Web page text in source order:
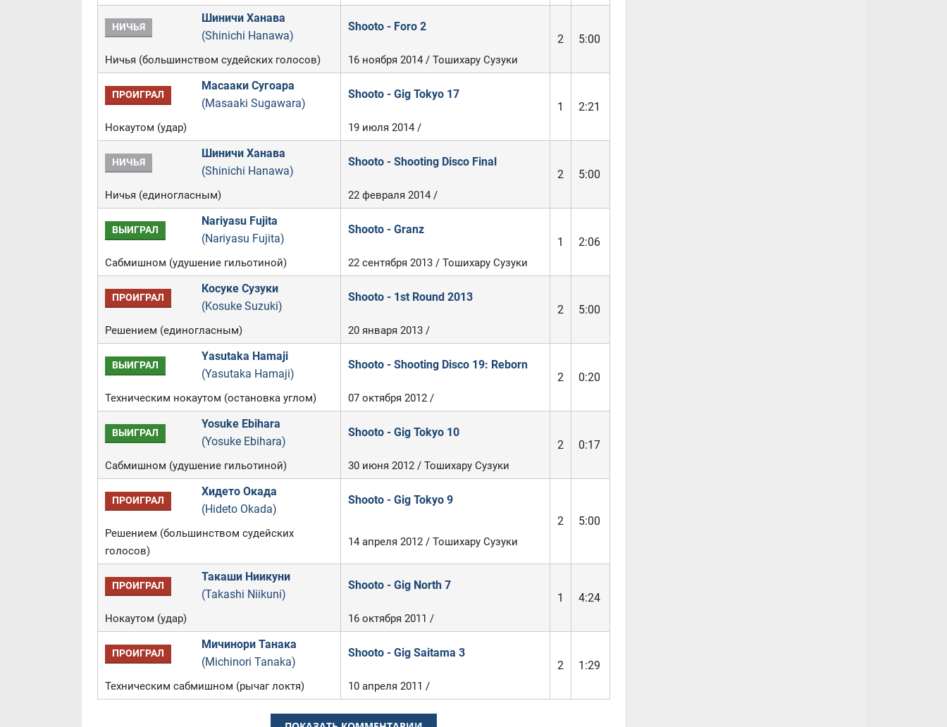
НИЧЬЯ
Шиничи Ханава
(Shinichi Hanawa)
Shooto - Foro 2
2
5:00
Ничья (большинством судейских голосов) 16 ноября 2014 / Тошихару Сузуки
ПРОИГРАЛ
Масааки Сугоара
(Masaaki Sugawara)
Shooto - Gig Tokyo 17
1
2:21
Нокаутом (удар) 19 июля 2014 /
НИЧЬЯ
Шиничи Ханава
(Shinichi Hanawa)
Shooto - Shooting Disco Final
2
5:00
Ничья (единогласным) 22 февраля 2014 /
ВЫИГРАЛ
Nariyasu Fujita
(Nariyasu Fujita)
Shooto - Granz
1
2:06
Сабмишном (удушение гильотиной) 22 сентября 2013 / Тошихару Сузуки
ПРОИГРАЛ
Косуке Сузуки
(Kosuke Suzuki)
Shooto - 1st Round 2013
2
5:00
Решением (единогласным) 20 января 2013 /
ВЫИГРАЛ
Yasutaka Hamaji
(Yasutaka Hamaji)
Shooto - Shooting Disco 19: Reborn
2
0:20
Техническим нокаутом (остановка углом) 07 октября 2012 /
ВЫИГРАЛ
Yosuke Ebihara
(Yosuke Ebihara)
Shooto - Gig Tokyo 10
2
0:17
Сабмишном (удушение гильотиной) 30 июня 2012 / Тошихару Сузуки
ПРОИГРАЛ
Хидето Окада
(Hideto Okada)
Shooto - Gig Tokyo 9
2
5:00
Решением (большинством судейских
голосов)
14 апреля 2012 / Тошихару Сузуки
ПРОИГРАЛ
Такаши Ниикуни
(Takashi Niikuni)
Shooto - Gig North 7
1
4:24
Нокаутом (удар) 16 октября 2011 /
ПРОИГРАЛ
Мичинори Танака
(Michinori Tanaka)
Shooto - Gig Saitama 3
2
1:29
Техническим сабмишном (рычаг локтя) 10 апреля 2011 /